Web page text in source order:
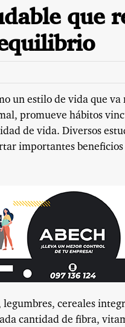
que
un estilo de vida que
promueve hábitos
de vida. Diversos
importantes
cereales
cantidad de fibra,